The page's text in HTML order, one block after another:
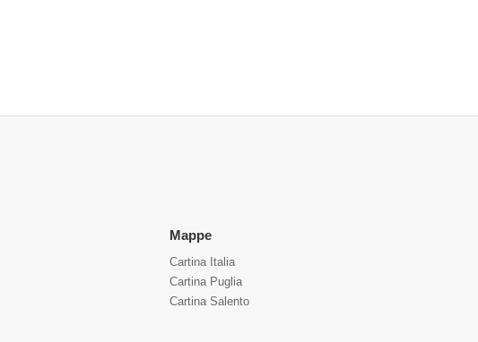
Mappe
Cartina Italia
Cartina Puglia
Cartina Salento